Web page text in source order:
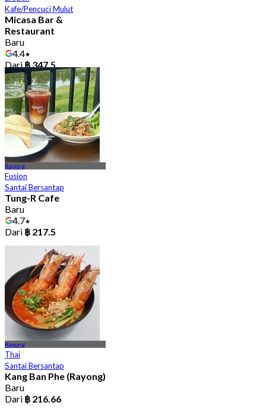
Kafe/Pencuci Mulut
Micasa Bar &
Restaurant
Baru
4.4
Dari฿ 347.5
Rayong
Fusion
Santai Bersantap
Tung-R Cafe
Baru
4.7
Dari ฿ 217.5
Rayong
Thai
Santai Bersantap
Kang Ban Phe (Rayong)
Baru
Dari ฿ 216.66